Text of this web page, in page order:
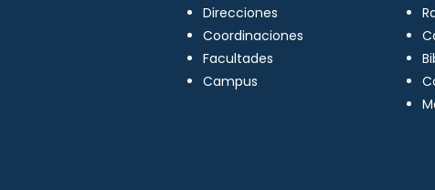
Direcciones
Coordinaciones
Facultades
Campus